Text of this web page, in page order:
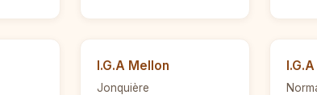
I.G.A Mellon
Jonquière
I.G.A